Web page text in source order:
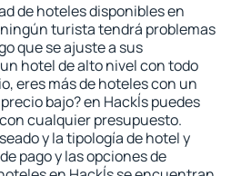
de hoteles disponibles en
turista tendrá problemas
que se ajuste a sus
hotel de alto nivel con todo
eres más de hoteles con un
bajo? en Hackĺs puedes
cualquier presupuesto.
y la tipología de hotel y
pago y las opciones de